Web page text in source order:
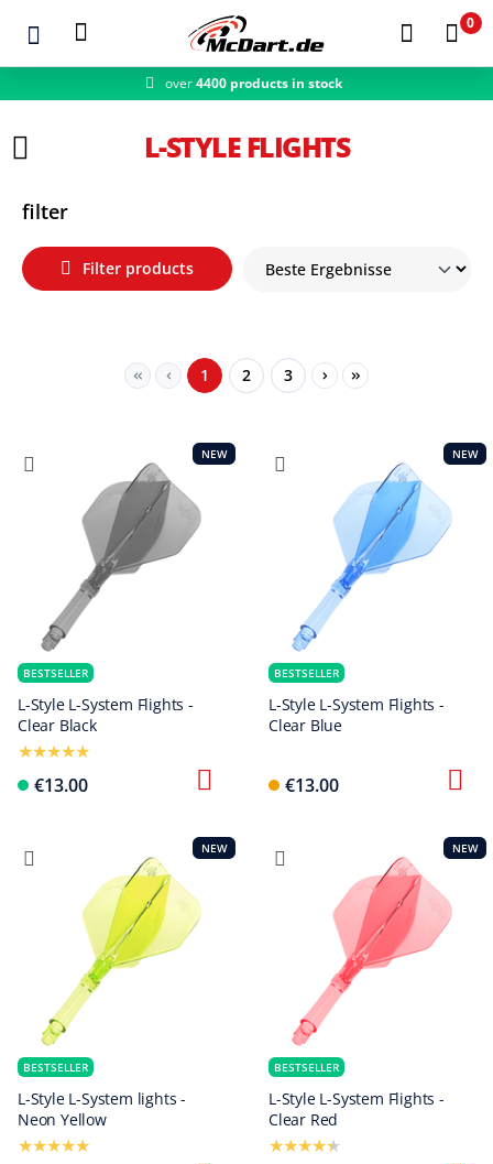
Zum Hauptinhalt springen
0
over4400 products in stock
L-STYLE FLIGHTS
filter
Filter products
Page
1 Page
2 Page
3
NEW
BESTSELLER
L-Style L-System Flights -
Clear Black
€13.00
NEW
BESTSELLER
L-Style L-System Flights -
Clear Blue
€13.00
NEW
BESTSELLER
L-Style L-System lights -
Neon Yellow
NEW
BESTSELLER
L-Style L-System Flights -
Clear Red